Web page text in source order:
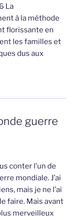
La
à la méthode
florissante en
les familles et
dus aux
guerre
conter l’un de
mondiale. J’ai
mais je ne l’ai
faire. Mais avant
merveilleux